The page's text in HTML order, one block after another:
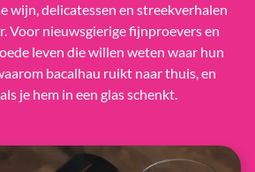
wijn, delicatessen en streekverhalen
Voor nieuwsgierige fijnproevers en
leven die willen weten waar hun
bacalhau ruikt naar thuis, en
je hem in een glas schenkt.